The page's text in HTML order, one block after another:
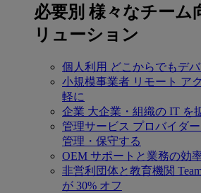
必要別 様々なチーム
リューション
個人利用 どこからでもデ
小規模事業者 リモート ア
軽に
企業 大企業・組織の IT を
管理サービス プロバイダー
管理・保守する
OEM サポートと業務の効
非営利団体と教育機関
が 30% オフ